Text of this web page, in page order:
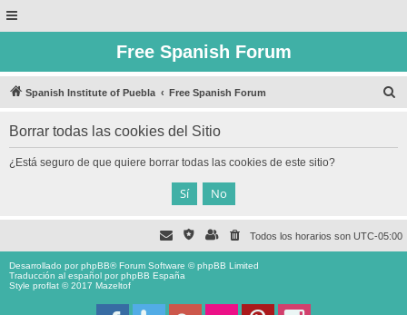
Free Spanish Forum
Spanish Institute of Puebla Free Spanish Forum
Borrar todas las cookies del Sitio
¿Está seguro de que quiere borrar todas las cookies de este sitio?
Todos los horarios son UTC-05:00
Desarrollado porphpBB® Forum Software © phpBB Limited
Traducción al español porphpBB España
Style proflat © 2017 Mazeltof